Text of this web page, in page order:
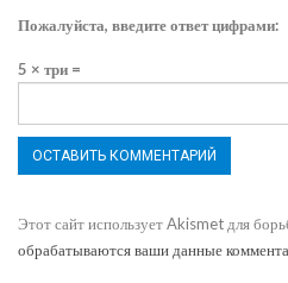
Пожалуйста, введите ответ цифрами:
5 × три =
Этот сайт использует Akismet для
обрабатываются ваши данные